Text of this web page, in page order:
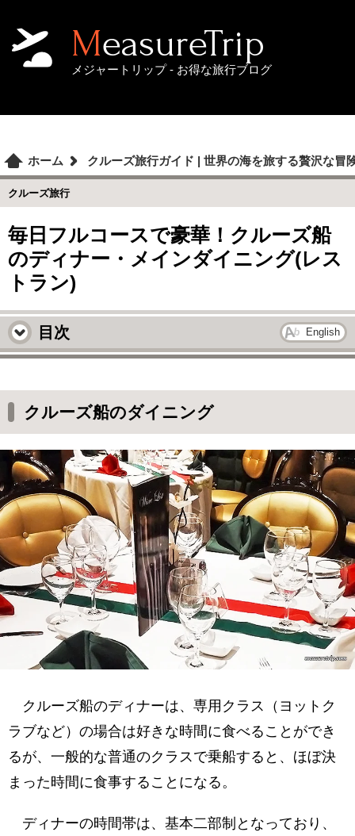
MeasureTrip
メジャートリップ - お得な旅行ブログ
ホーム クルーズ旅行ガイド | 世界の海を旅する贅沢な冒
クルーズ旅行
毎日フルコースで豪華！クルーズ船
のディナー・メインダイニング(レス
トラン)
目次 English
毎日がフルコースディナー
フルコース料理に飽きてきたら・・・
クルーズ船のダイニング
クルーズ船のディナーは、専用クラス（ヨットク
ラブなど）の場合は好きな時間に食べることができ
るが、一般的な普通のクラスで乗船すると、ほぼ決
まった時間に食事することになる。
ディナーの時間帯は、基本二部制となっており、